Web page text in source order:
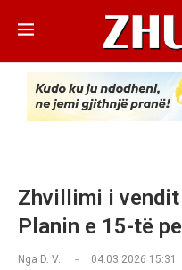
Zhvillimi i
Planin e 15-të
Nga D. V. 04.03.2026 15:31